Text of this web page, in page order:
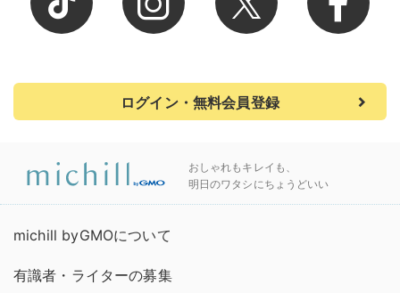
ログイン・無料会員登録
おしゃれもキレイも、
明日のワタシにちょうどいい
michill byGMOについて
有識者・ライターの募集